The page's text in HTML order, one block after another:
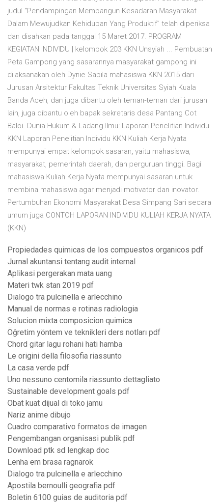
judul “Pendampingan Membangun Kesadaran Masyarakat
Dalam Mewujudkan Kehidupan Yang Produktif” telah diperiksa
dan disahkan pada tanggal 15 Maret 2017. PROGRAM
KEGIATAN INDIVIDU | kelompok 203 KKN Unsyiah ... Pembuatan
Peta Gampong yang sasarannya masyarakat gampong ini
dilaksanakan oleh Dynie Sabila mahasiswa KKN 2015 dari
Jurusan Arsitektur Fakultas Teknik Universitas Syiah Kuala
Banda Aceh, dan juga dibantu oleh teman-teman dari jurusan
lain, juga dibantu oleh bapak sekretaris desa Pantang Cot
Baloi. Dunia Hukum & Ladang Ilmu: Laporan Penelitian Individu
KKN Laporan Penelitian Individu KKN Kuliah Kerja Nyata
mempunyai empat kelompok sasaran, yaitu mahasiswa,
masyarakat, pemerintah daerah, dan perguruan tinggi. Bagi
mahasiswa Kuliah Kerja Nyata mempunyai sasaran untuk
membina mahasiswa agar menjadi motivator dan inovator.
Pertumbuhan Ekonomi Masyarakat Desa Simpang Sari secara
umum juga CONTOH LAPORAN INDIVIDU KULIAH KERJA NYATA
(KKN)
Propiedades quimicas de los compuestos organicos pdf
Jurnal akuntansi tentang audit internal
Aplikasi pergerakan mata uang
Materi twk stan 2019 pdf
Dialogo tra pulcinella e arlecchino
Manual de normas e rotinas radiologia
Solucion mixta composicion quimica
Öğretim yöntem ve teknikleri ders notları pdf
Chord gitar lagu rohani hati hamba
Le origini della filosofia riassunto
La casa verde pdf
Uno nessuno centomila riassunto dettagliato
Sustainable development goals pdf
Obat kuat dijual di toko jamu
Nariz anime dibujo
Cuadro comparativo formatos de imagen
Pengembangan organisasi publik pdf
Download ptk sd lengkap doc
Lenha em brasa ragnarok
Dialogo tra pulcinella e arlecchino
Apostila bernoulli geografia pdf
Boletin 6100 guias de auditoria pdf